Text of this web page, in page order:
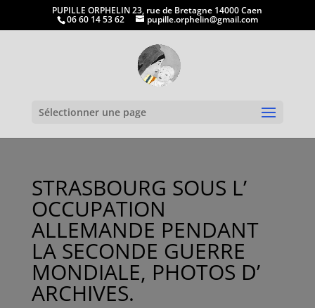
PUPILLE ORPHELIN 23, rue de Bretagne 14000 Caen
06 60 14 53 62 pupille.orphelin@gmail.com
Sélectionner une page
STRASBOURG SOUS L’
OCCUPATION
ALLEMANDE PENDANT
LA SECONDE GUERRE
MONDIALE, PHOTOS D’
ARCHIVES.